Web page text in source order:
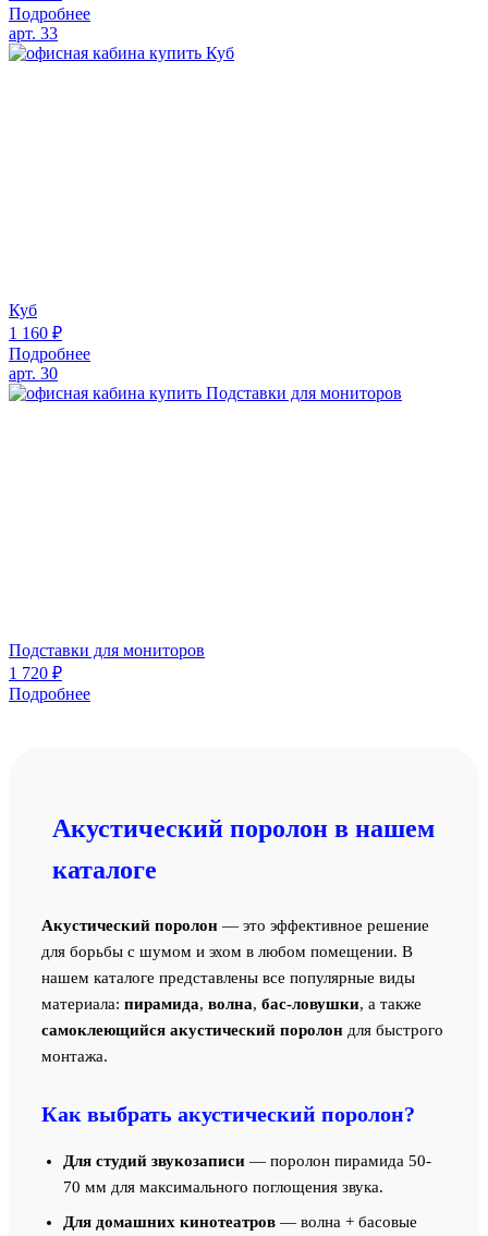
Подробнее
арт. 33
Куб
1 160 ₽
Подробнее
арт. 30
Подставки для мониторов
1 720 ₽
Подробнее
Акустический поролон в нашем
каталоге
Акустический поролон — это эффективное решение
для борьбы с шумом и эхом в любом помещении. В
нашем каталоге представлены все популярные виды
материала: пирамида, волна, бас-ловушки, а также
самоклеющийся акустический поролон для быстрого
монтажа.
Как выбрать акустический поролон?
Для студий звукозаписи — поролон пирамида 50-
70 мм для максимального поглощения звука.
Для домашних кинотеатров — волна + басовые